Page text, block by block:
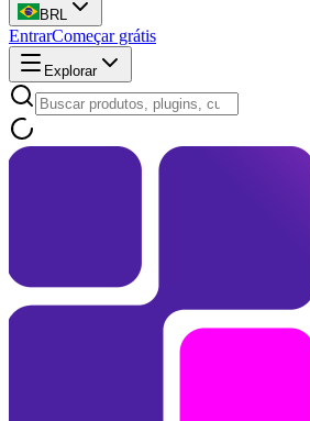
BRL
EntrarComeçar grátis
Explorar